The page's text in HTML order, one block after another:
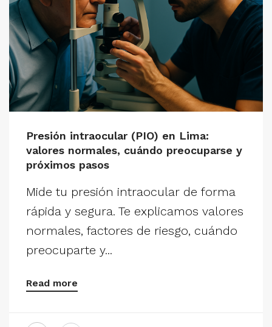
Presión intraocular (PIO) en Lima:
valores normales, cuándo preocuparse y
próximos pasos
Mide tu presión intraocular de forma
rápida y segura. Te explicamos valores
normales, factores de riesgo, cuándo
preocuparte y...
Read more